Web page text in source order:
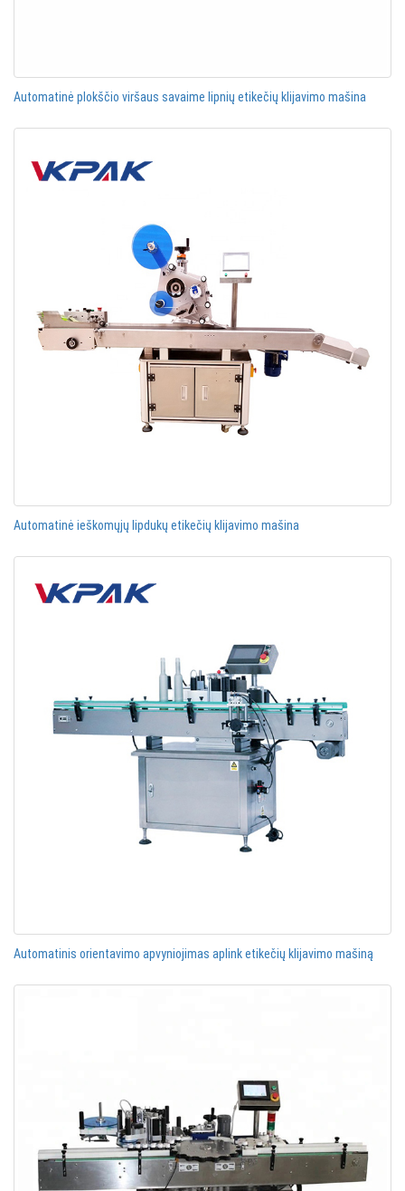
Automatinė plokščio viršaus savaime lipnių etikečių klijavimo mašina
Automatinė ieškomųjų lipdukų etikečių klijavimo mašina
Automatinis orientavimo apvyniojimas aplink etikečių klijavimo mašiną